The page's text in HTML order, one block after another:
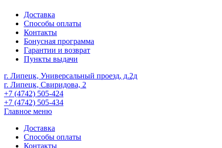
Доставка
Способы оплаты
Контакты
Бонусная программа
Гарантии и возврат
Пункты выдачи
г. Липецк, Универсальный проезд, д.2д
г. Липецк, Свиридова, 2
+7 (4742) 505-424
+7 (4742) 505-434
Главное меню
Доставка
Способы оплаты
Контакты